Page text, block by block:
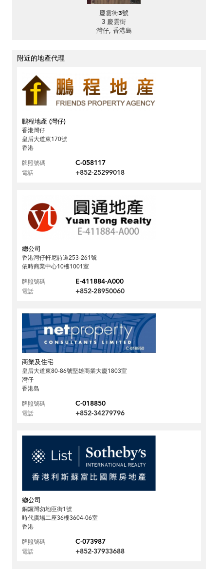
慶雲街3號
3 慶雲街
灣仔, 香港島
附近的地產代理
鵬程地產 (灣仔)
香港灣仔
皇后大道東170號
香港
牌照號碼
C-058117
電話 +852-25299018
總公司
香港灣仔軒尼詩道253-261號
依時商業中心10樓1001室
牌照號碼
E-411884-A000
電話 +852-28950060
商業及住宅
皇后大道東80-86號堅雄商業大廈1803室
灣仔
香港島
牌照號碼
C-018850
電話 +852-34279796
總公司
銅鑼灣勿地臣街1號
時代廣場二座36樓3604-06室
香港
牌照號碼
C-073987
電話 +852-37933688